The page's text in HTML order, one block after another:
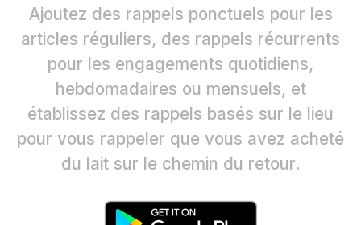
Ajoutez des rappels ponctuels pour les
articles réguliers, des rappels récurrents
pour les engagements quotidiens,
hebdomadaires ou mensuels, et
établissez des rappels basés sur le lieu
pour vous rappeler que vous avez acheté
du lait sur le chemin du retour.